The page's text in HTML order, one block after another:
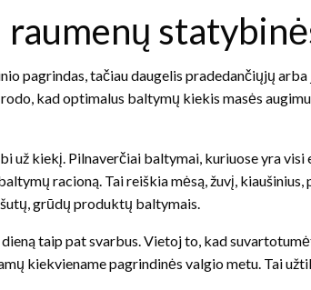
pagrindas, tačiau daugelis pradedančiųjų
kad optimalus baltymų kiekis masės
už kiekį. Pilnaverčiai baltymai, kuriuose yra
racioną. Tai reiškia mėsą, žuvį, kiaušinius,
grūdų produktų baltymais.
taip pat svarbus. Vietoj to, kad
kiekviename pagrindinės valgio metu. Tai